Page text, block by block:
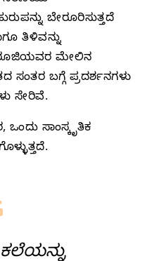
ಬೇರೂರಿಸುತ್ತದೆ
ತಿಳಿವನ್ನು
ಮೇಲಿನ
ಸಂತರ ಬಗ್ಗೆ ಪ್ರದರ್ಶನಗಳು
ಸೇರಿವೆ.
ಸಾಂಸ್ಕೃತಿಕ